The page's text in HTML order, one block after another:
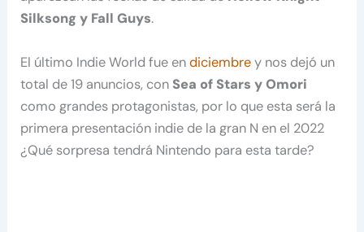
Silksong y Fall Guys.
El último Indie World fue endiciembrey nos dejó un
total de 19 anuncios, con Sea of Stars y Omori
como grandes protagonistas, por lo que esta será la
primera presentación indie de la gran N en el 2022
¿Qué sorpresa tendrá Nintendo para esta tarde?